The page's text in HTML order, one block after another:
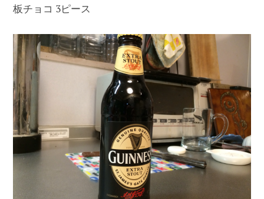
板チョコ 3ピース